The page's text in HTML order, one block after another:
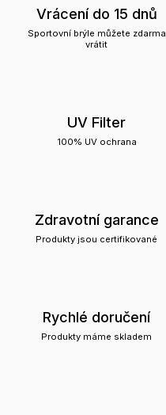
Vrácení do 15 dnů
Sportovní brýle můžete zdarma
vrátit
UV Filter
100% UV ochrana
Zdravotní garance
Produkty jsou certifikované
Rychlé doručení
Produkty máme skladem